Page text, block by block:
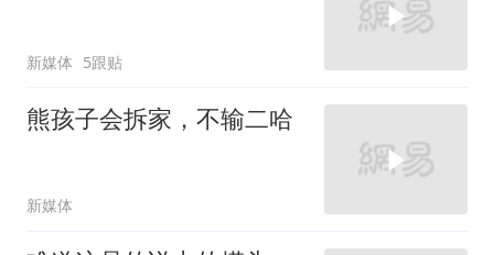
新媒体 5跟贴
熊孩子会拆家，不输二哈
新媒体